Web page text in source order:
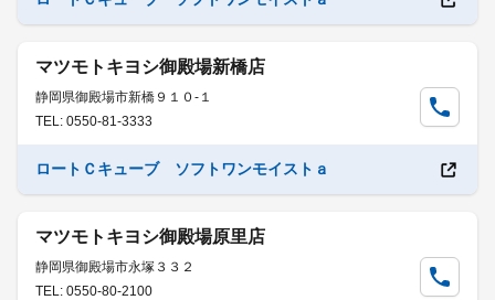
マツモトキヨシ御殿場新橋店
静岡県御殿場市新橋９１０-１
TEL: 0550-81-3333
ロートＣキューブ ソフトワンモイストａ
マツモトキヨシ御殿場原里店
静岡県御殿場市永塚３３２
TEL: 0550-80-2100